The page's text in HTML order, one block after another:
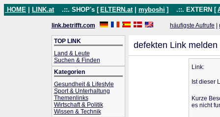
HOME LINK.at .::. SHOP's [ ELTERN.at myboshi ] .::. EXTERN [
link.betrifft.com häufigste Aufrufe
TOP LINK
Land & Leute
Suchen & Finden
Kategorien
Gesundheit & Lifestyle
Sport & Unterhaltung
Themenlinks
Wirtschaft & Politik
Wissen & Technik
defekten Link melden
Link:
Ist dieser
Kurze
es nicht